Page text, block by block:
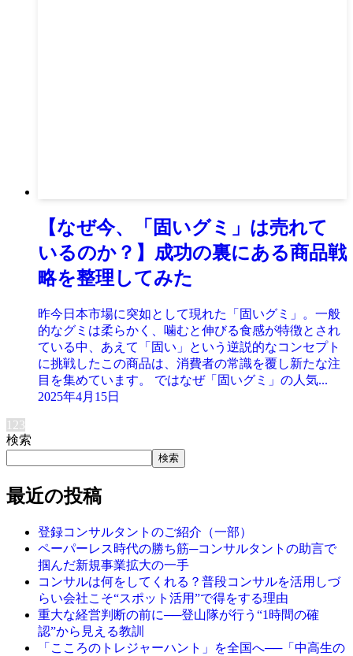
【なぜ今、「固いグミ」は売れて
いるのか？】成功の裏にある商品戦
略を整理してみた
昨今日本市場に突如として現れた「固いグミ」。一般
的なグミは柔らかく、噛むと伸びる食感が特徴とされ
ている中、あえて「固い」という逆説的なコンセプト
に挑戦したこの商品は、消費者の常識を覆し新たな注
目を集めています。 ではなぜ「固いグミ」の人気...
2025年4月15日
1 23
検索
検索
最近の投稿
登録コンサルタントのご紹介（一部）
ペーパーレス時代の勝ち筋─コンサルタントの助言で
掴んだ新規事業拡大の一手
コンサルは何をしてくれる？普段コンサルを活用しづ
らい会社こそ“スポット活用”で得をする理由
重大な経営判断の前に──登山隊が行う“1時間の確
認”から見える教訓
「こころのトレジャーハント」を全国へ──「中高生の